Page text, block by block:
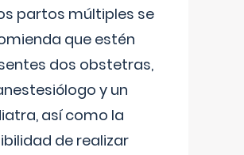
partos múltiples se
que estén
dos obstetras,
y un
así como la
de realizar